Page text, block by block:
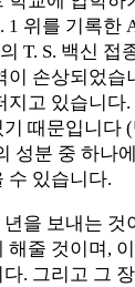
위를 기록한
T. S. 백신 접
이 손상되었습
지고 있습니다
때문입니다
성분 중 하나
수 있습니다.
을 보내는 것
해줄 것이며,
. 그리고 그